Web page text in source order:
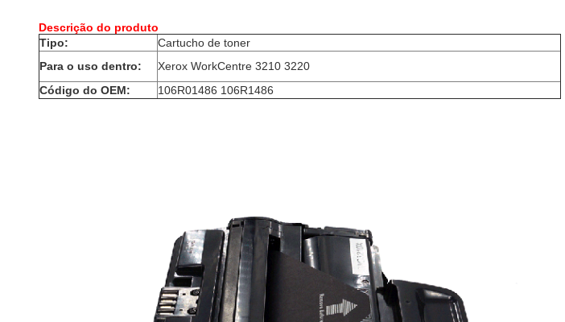
Descrição do produto
Tipo:
Cartucho de toner
Para o uso dentro:
Xerox WorkCentre 3210 3220
Código do OEM:
106R01486 106R1486